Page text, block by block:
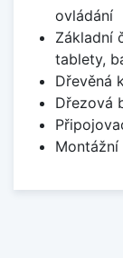
ovládání
Základní
tablety,
Dřevěná
Dřezová
Montážní